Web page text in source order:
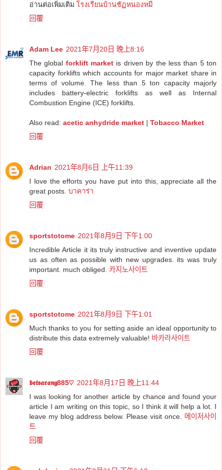
อ่านต่อเพิ่มเติม โรงเรียนบ้านชัฏหนองหมี
回覆
Adam Lee 2021年7月20日 晚上8:16
The global forklift market is driven by the less than 5 ton
capacity forklifts which accounts for major market share in
terms of volume. The less than 5 ton capacity majorly
includes battery-electric forklifts as well as Internal
Combustion Engine (ICE) forklifts.
Also read: acetic anhydride market | Tobacco Market
回覆
Adrian 2021年8月6日 上午11:39
I love the efforts you have put into this, appreciate all the
great posts. บาคาร่า
回覆
sportstotome 2021年8月9日 下午1:00
Incredible Article it its truly instructive and inventive update
us as often as possible with new upgrades. its was truly
important. much obliged. 카지노사이트
回覆
sportstotome 2021年8月9日 下午1:01
Much thanks to you for setting aside an ideal opportunity to
distribute this data extremely valuable! 바카라사이트
回覆
𝖇𝖊𝖙𝖘𝖆𝖗𝖆𝖓𝖌885♡ 2021年8月17日 晚上11:44
I was looking for another article by chance and found your
article I am writing on this topic, so I think it will help a lot. I
leave my blog address below. Please visit once. 메이저사이
트
回覆